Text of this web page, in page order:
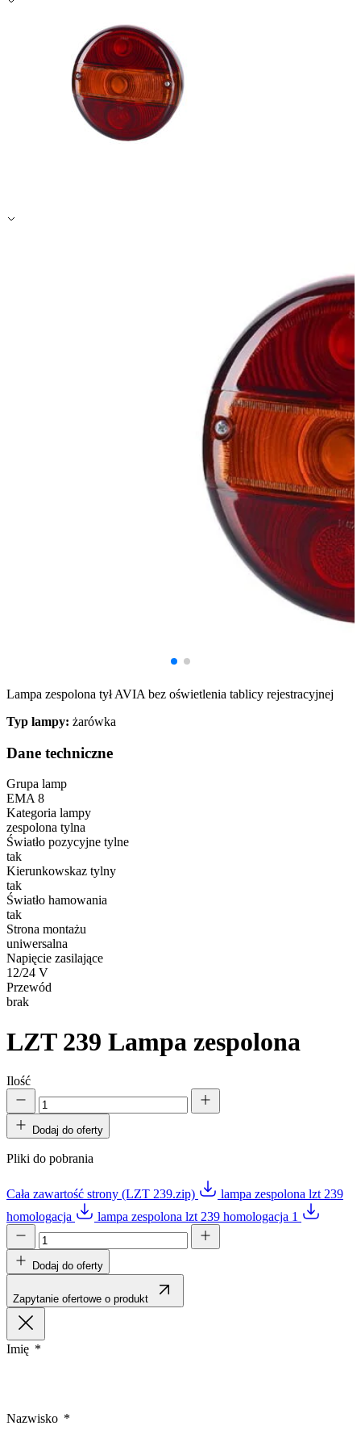
Lampa zespolona tył AVIA bez oświetlenia tablicy rejestracyjnej
Typ lampy: żarówka
Dane techniczne
Grupa lamp
EMA 8
Kategoria lampy
zespolona tylna
Światło pozycyjne tylne
tak
Kierunkowskaz tylny
tak
Światło hamowania
tak
Strona montażu
uniwersalna
Napięcie zasilające
12/24 V
Przewód
brak
LZT 239 Lampa zespolona
Ilość
Dodaj do oferty
Pliki do pobrania
Cała zawartość strony (LZT 239.zip)
lampa zespolona lzt 239
homologacja
lampa zespolona lzt 239 homologacja 1
Dodaj do oferty
Zapytanie ofertowe o produkt
Imię
Nazwisko
Zapisz moje preferencje
Akceptuj wszystko